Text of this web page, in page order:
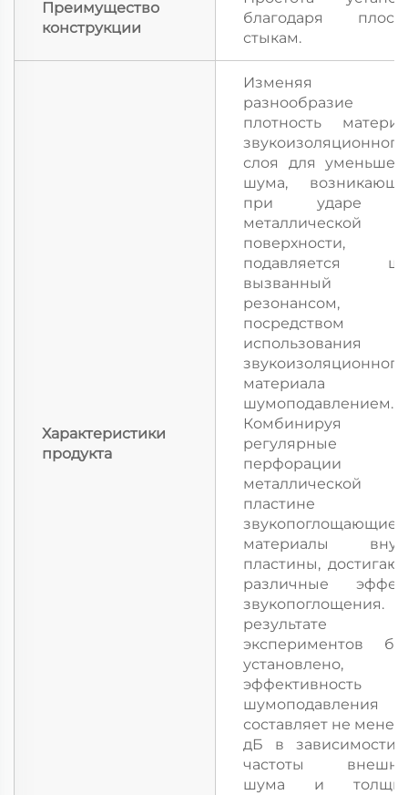
Преимущество
конструкции
благодаря
стыкам.
Характеристики
продукта
Изменяя
разнообразие
плотность
звукоизоляционного
слоя для
шума,
при ударе
металлической
поверхности,
подавляется
вызванный
резонансом,
посредством
использования
звукоизоляционного
материала
шумоподавлением.
Комбинируя
регулярные
перфорации
металлической
пластине
звукопоглощающие
материалы
пластины,
различные
результате
экспериментов
установлено,
эффективность
шумоподавления
составляет не менее
дБ в зависимости
частоты
шума и